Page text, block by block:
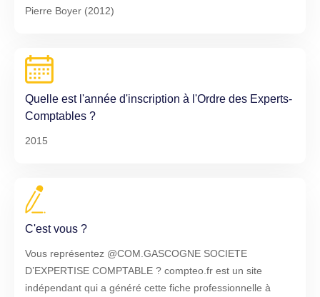
Pierre Boyer (2012)
Quelle est l'année d'inscription à l'Ordre des Experts-
Comptables ?
2015
C'est vous ?
Vous représentez @COM.GASCOGNE SOCIETE
D’EXPERTISE COMPTABLE ? compteo.fr est un site
indépendant qui a généré cette fiche professionnelle à